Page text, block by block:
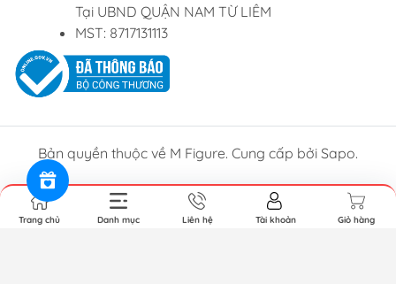
Tại UBND QUẬN NAM TỪ LIÊM
MST: 8717131113
Bản quyền thuộc về M Figure. Cung cấp bởi Sapo.
Trang chủ Danh mục Liên hệ Tài khoản Giỏ hàng